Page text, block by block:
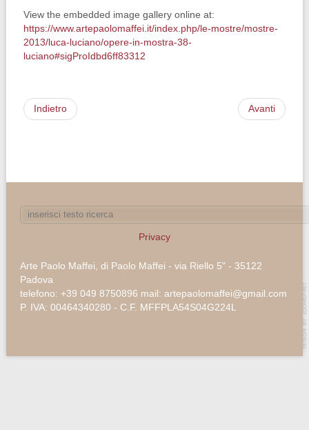
View the embedded image gallery online at:
https://www.artepaolomaffei.it/index.php/le-mostre/mostre-
2013/luca-luciano/opere-in-mostra-38-
luciano#sigProIdbd6ff83312
Indietro Avanti
Privacy
Arte Paolo Maffei, di Paolo Maffei - via Riello 5" - 35122
Padova
telefono: +39 049 8750896 mail: artepaolomaffei@gmail.com
P. IVA: 00464340280 - C.F. MFFPLA54S04G224L